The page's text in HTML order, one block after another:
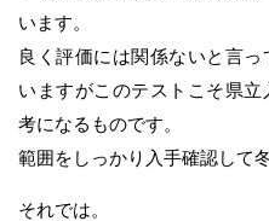
います。
良く評価には関係ないと言
いますがこのテストこそ県
考になるものです。
範囲をしっかり入手確認して
それでは。